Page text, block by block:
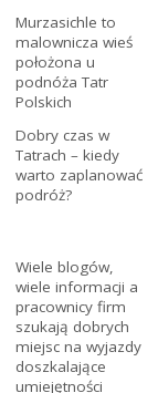
Murzasichle to
malownicza wieś
położona u
podnóża Tatr
Polskich
Dobry czas w
Tatrach – kiedy
warto zaplanować
podróż?
Wiele blogów,
wiele informacji a
pracownicy firm
szukają dobrych
miejsc na wyjazdy
doszkalające
umiejętności